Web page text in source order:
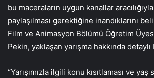
bu maceraların uygun kanallar
paylaşılması gerektiğine inandıklarını
Film ve Animasyon Bölümü Öğretim
Pekin, yaklaşan yarışma hakkında
“Yarışımızla ilgili konu kısıtlaması ve yaş